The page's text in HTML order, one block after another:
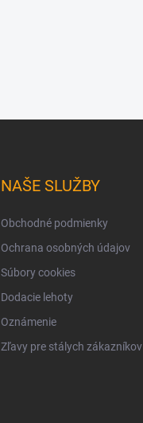
NAŠE SLUŽBY
Obchodné podmienky
Ochrana osobných údajov
Súbory cookies
Dodacie lehoty
Oznámenie
Zľavy pre stálych zákazníkov